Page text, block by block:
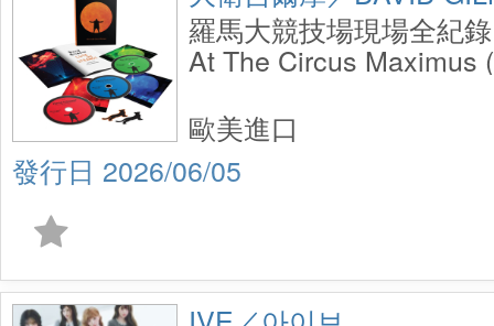
羅馬大競技場現場全紀
At The Circus Maximus
2026/06/05
歐美進口